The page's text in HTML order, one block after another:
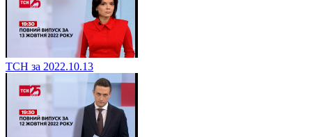
ТСН за 2022.10.13